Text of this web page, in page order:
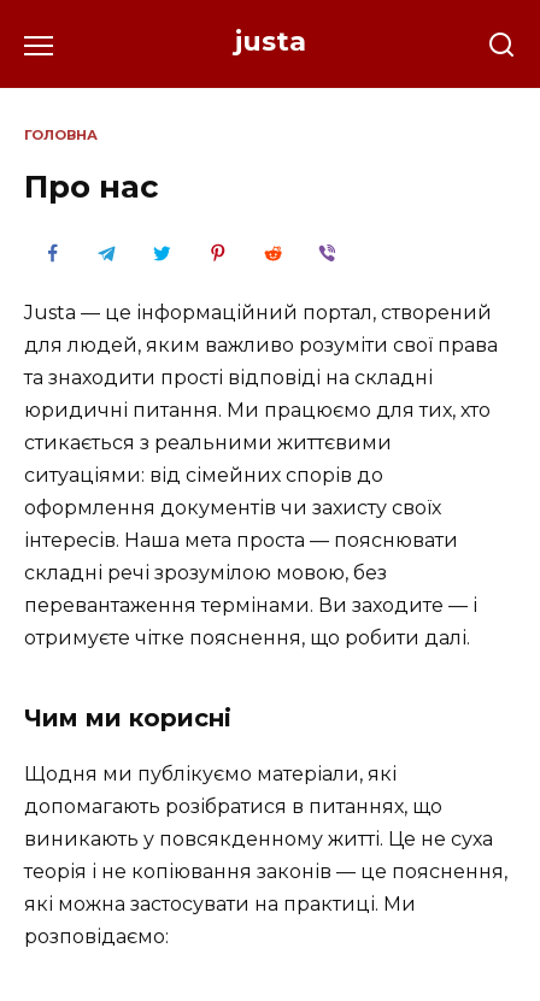
до
justa
ГОЛОВНА
Про нас
Justa — це інформаційний портал, створений
для людей, яким важливо розуміти свої права
та знаходити прості відповіді на складні
юридичні питання. Ми працюємо для тих, хто
стикається з реальними життєвими
ситуаціями: від сімейних спорів до
оформлення документів чи захисту своїх
інтересів. Наша мета проста — пояснювати
складні речі зрозумілою мовою, без
перевантаження термінами. Ви заходите — і
отримуєте чітке пояснення, що робити далі.
Чим ми корисні
Щодня ми публікуємо матеріали, які
допомагають розібратися в питаннях, що
виникають у повсякденному житті. Це не суха
теорія і не копіювання законів — це пояснення,
які можна застосувати на практиці. Ми
розповідаємо: